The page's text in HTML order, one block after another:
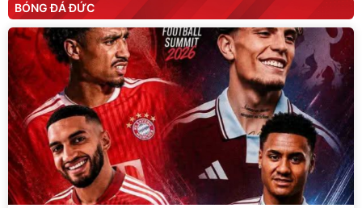
BÓNG ĐÁ ĐỨC